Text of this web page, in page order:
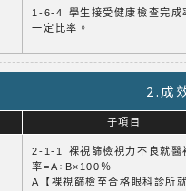
1-6-4 學生接受健康檢查完成
一定比率。
2.成
子項目
2-1-1 裸視篩檢視力不良就醫
率=A÷B×100％
A【裸視篩檢至合格眼科診所